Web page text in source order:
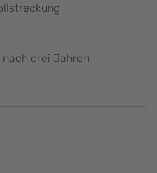
nach drei Jahren